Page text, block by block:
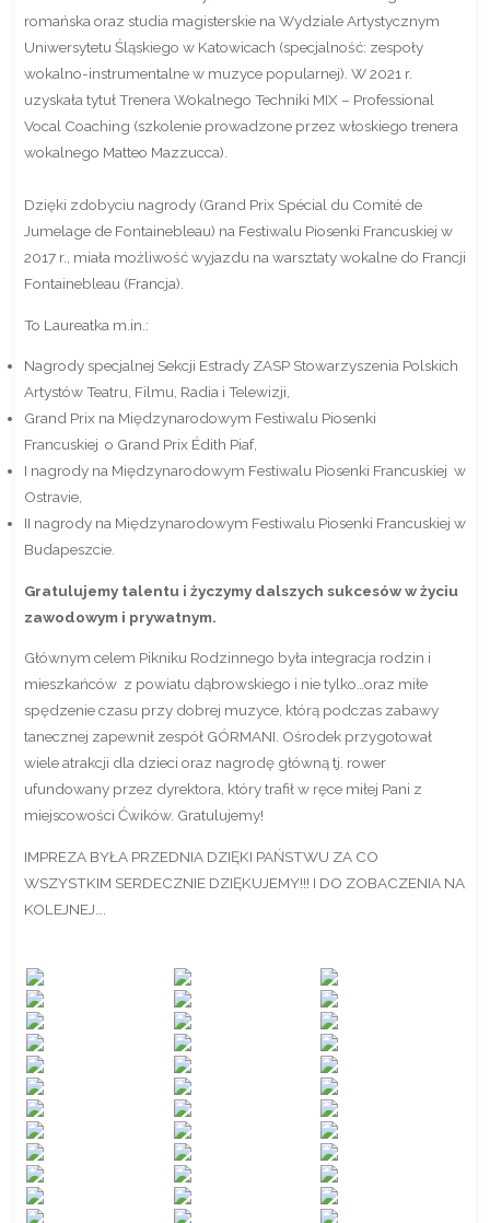
romańska oraz studia magisterskie na Wydziale Artystycznym
Uniwersytetu Śląskiego w Katowicach (specjalność: zespoły
wokalno-instrumentalne w muzyce popularnej). W 2021 r.
uzyskała tytuł Trenera Wokalnego Techniki MIX – Professional
Vocal Coaching (szkolenie prowadzone przez włoskiego trenera
wokalnego Matteo Mazzucca).
Dzięki zdobyciu nagrody (Grand Prix Spécial du Comité de
Jumelage de Fontainebleau) na Festiwalu Piosenki Francuskiej w
2017 r., miała możliwość wyjazdu na warsztaty wokalne do Francji
Fontainebleau (Francja).
To Laureatka m.in.:
Nagrody specjalnej Sekcji Estrady ZASP Stowarzyszenia Polskich
Artystów Teatru, Filmu, Radia i Telewizji,
Grand Prix na Międzynarodowym Festiwalu Piosenki
Francuskiej o Grand Prix Édith Piaf,
I nagrody na Międzynarodowym Festiwalu Piosenki Francuskiej w
Ostravie,
II nagrody na Międzynarodowym Festiwalu Piosenki Francuskiej w
Budapeszcie.
Gratulujemy talentu i życzymy dalszych sukcesów w życiu
zawodowym i prywatnym.
Głównym celem Pikniku Rodzinnego była integracja rodzin i
mieszkańców z powiatu dąbrowskiego i nie tylko…oraz miłe
spędzenie czasu przy dobrej muzyce, którą podczas zabawy
tanecznej zapewnił zespół GÓRMANI. Ośrodek przygotował
wiele atrakcji dla dzieci oraz nagrodę główną tj. rower
ufundowany przez dyrektora, który trafił w ręce miłej Pani z
miejscowości Ćwików. Gratulujemy!
IMPREZA BYŁA PRZEDNIA DZIĘKI PAŃSTWU ZA CO
WSZYSTKIM SERDECZNIE DZIĘKUJEMY!!! I DO ZOBACZENIA NA
KOLEJNEJ….